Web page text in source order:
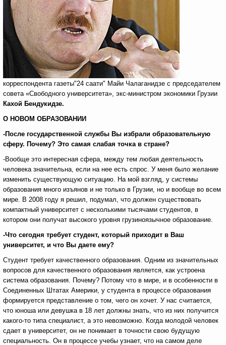
корреспондента газеты"24 саати" Майи Чалаганидзе с председателем
совета «Свободного университета», экс-министром экономики Грузии
Кахой Бендукидзе.
О НОВОМ ОБРАЗОВАНИИ
-После государственной службы Вы избрали образовательную
сферу. Почему? Это самая слабая точка в стране?
-Вообще это интересная сфера, между тем любая деятельность
человека значительна, если на нее есть спрос. У меня было желание
изменить существующую ситуацию. На мой взгляд, у системы
образования много изъянов и не только в Грузии, но и вообще во всем
мире. В 2008 году я решил, подумал, что должен существовать
компактный университет с несколькими тысячами студентов, в
котором они получат высокого уровня грузиноязычное образование.
-Что сегодня требует студент, который приходит в Ваш
университет, и что Вы даете ему?
Студент требует качественного образования. Одним из значительных
вопросов для качественного образования является, как устроена
система образования. Почему? Потому что в мире, и в особенности в
Соединенных Штатах Америки, у студента в процессе образования
формируется представление о том, чего он хочет. У нас считается,
что юноша или девушка в 18 лет должны знать, что из них получится
какого-то типа специалист, а это невозможно. Когда молодой человек
сдает в университет, он не понимает в точности свою будущую
специальность. Он в процессе учебы узнает, что на самом деле